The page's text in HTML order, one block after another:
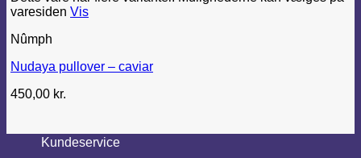
varesiden Vis
Nûmph
Nudaya pullover – caviar
450,00 kr.
Kundeservice